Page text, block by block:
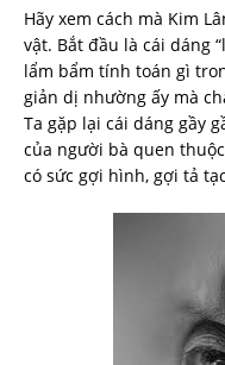
Hãy xem cách mà Kim
vật. Bắt đầu là cái dáng
lẩm bẩm tính toán gì
giản dị nhường ấy mà
Ta gặp lại cái dáng gầy
của người bà quen
có sức gợi hình, gợi tả